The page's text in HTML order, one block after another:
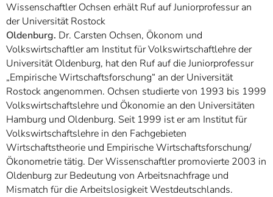
Wissenschaftler Ochsen erhält Ruf auf Juniorprofessur an
der Universität Rostock
Oldenburg. Dr. Carsten Ochsen, Ökonom und
Volkswirtschaftler am Institut für Volkswirtschaftlehre der
Universität Oldenburg, hat den Ruf auf die Juniorprofessur
„Empirische Wirtschaftsforschung“ an der Universität
Rostock angenommen. Ochsen studierte von 1993 bis 1999
Volkswirtschaftslehre und Ökonomie an den Universitäten
Hamburg und Oldenburg. Seit 1999 ist er am Institut für
Volkswirtschaftslehre in den Fachgebieten
Wirtschaftstheorie und Empirische Wirtschaftsforschung/
Ökonometrie tätig. Der Wissenschaftler promovierte 2003 in
Oldenburg zur Bedeutung von Arbeitsnachfrage und
Mismatch für die Arbeitslosigkeit Westdeutschlands.